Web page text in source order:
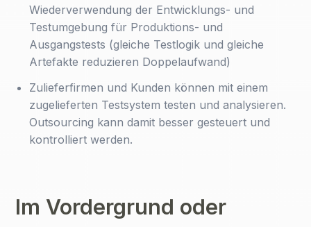
Wiederverwendung der Entwicklungs- und
Testumgebung für Produktions- und
Ausgangstests (gleiche Testlogik und gleiche
Artefakte reduzieren Doppelaufwand)
Zulieferfirmen und Kunden können mit einem
zugelieferten Testsystem testen und analysieren.
Outsourcing kann damit besser gesteuert und
kontrolliert werden.
Im Vordergrund oder